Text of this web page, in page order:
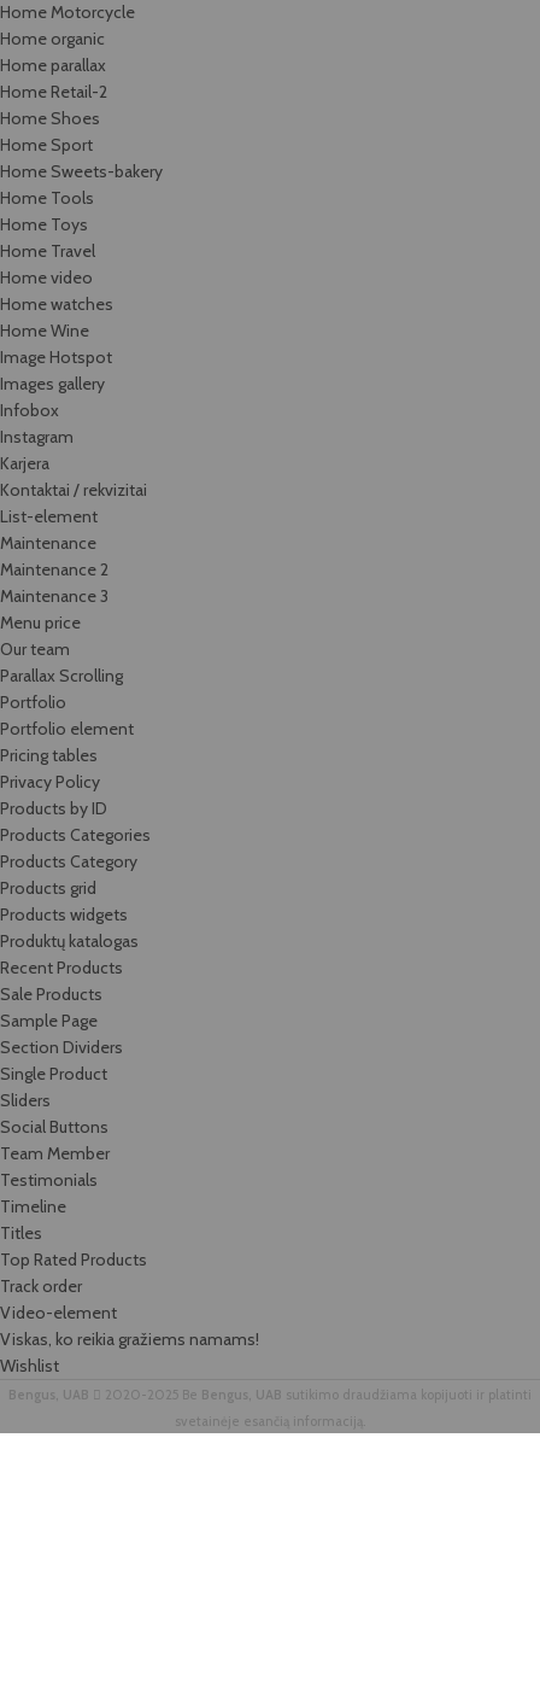
Home Motorcycle
Home organic
Home parallax
Home Retail-2
Home Shoes
Home Sport
Home Sweets-bakery
Home Tools
Home Toys
Home Travel
Home video
Home watches
Home Wine
Image Hotspot
Images gallery
Infobox
Instagram
Karjera
Kontaktai / rekvizitai
List-element
Maintenance
Maintenance 2
Maintenance 3
Menu price
Our team
Parallax Scrolling
Portfolio
Portfolio element
Pricing tables
Privacy Policy
Products by ID
Products Categories
Products Category
Products grid
Products widgets
Produktų katalogas
Recent Products
Sale Products
Sample Page
Section Dividers
Single Product
Sliders
Social Buttons
Team Member
Testimonials
Timeline
Titles
Top Rated Products
Track order
Video-element
Viskas, ko reikia gražiems namams!
Wishlist
Bengus, UAB 2020-2025 Be Bengus, UAB sutikimo draudžiama kopijuoti ir platinti
svetainėje esančią informaciją.